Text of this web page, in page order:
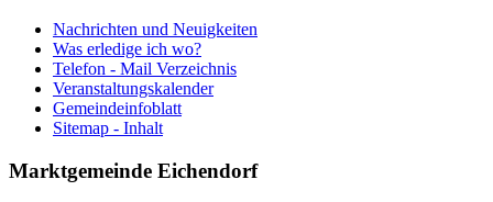
Nachrichten und Neuigkeiten
Was erledige ich wo?
Telefon - Mail Verzeichnis
Veranstaltungskalender
Gemeindeinfoblatt
Sitemap - Inhalt
Marktgemeinde Eichendorf